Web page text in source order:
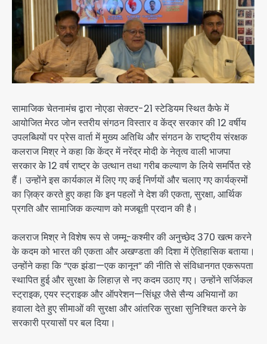
सामाजिक चेतनामंच द्वारा नोएडा सेक्टर-21 स्टेडियम स्थित कैफे में
आयोजित मेरठ जोन स्तरीय संगठन विस्तार व केंद्र सरकार की 12 वर्षीय
उपलब्धियों पर प्रेस वार्ता में मुख्य अतिथि और संगठन के राष्ट्रीय संरक्षक
कलराज मिश्र ने कहा कि केंद्र में नरेंद्र मोदी के नेतृत्व वाली भाजपा
सरकार के 12 वर्ष राष्ट्र के उत्थान तथा गरीब कल्याण के लिये समर्पित रहे
हैं। उन्होंने इस कार्यकाल में लिए गए कई निर्णयों और चलाए गए कार्यक्रमों
का ज़िक्र करते हुए कहा कि इन पहलों ने देश की एकता, सुरक्षा, आर्थिक
प्रगति और सामाजिक कल्याण को मजबूती प्रदान की है।
कलराज मिश्र ने विशेष रूप से जम्मू-कश्मीर की अनुच्छेद 370 खत्म करने
के कदम को भारत की एकता और अखण्डता की दिशा में ऐतिहासिक बताया।
उन्होंने कहा कि “एक झंडा—एक कानून” की नीति से संविधानगत एकरूपता
स्थापित हुई और सुरक्षा के लिहाज़ से नए कदम उठाए गए। उन्होंने सर्जिकल
स्ट्राइक, एयर स्ट्राइक और ऑपरेशन—सिंधूर जैसे सैन्य अभियानों का
हवाला देते हुए सीमाओं की सुरक्षा और आंतरिक सुरक्षा सुनिश्चित करने के
सरकारी प्रयासों पर बल दिया।